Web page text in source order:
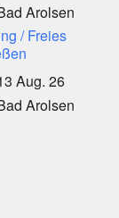
Arolsen
/ Freies
Aug. 26
Arolsen